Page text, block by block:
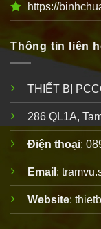
https://
Thông tin liên
THIẾT BỊ
286 QL1A,
Điện thoại:
Email :
Website: